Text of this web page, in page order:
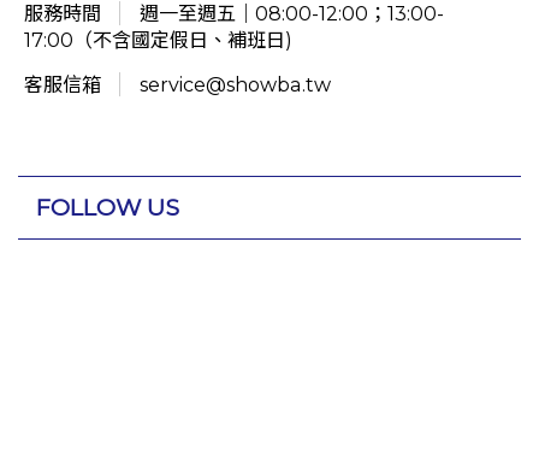
服務時間
週一至週五｜08:00-12:00；13:00-
17:00（不含國定假日、補班日)
客服信箱
service@showba.tw
FOLLOW US